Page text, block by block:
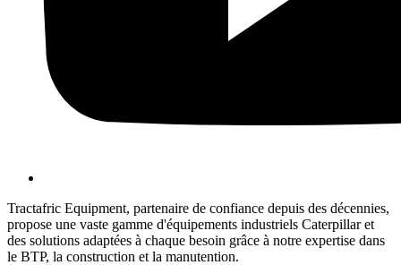
Tractafric Equipment, partenaire de confiance depuis des décennies,
propose une vaste gamme d'équipements industriels Caterpillar et
des solutions adaptées à chaque besoin grâce à notre expertise dans
le BTP, la construction et la manutention.